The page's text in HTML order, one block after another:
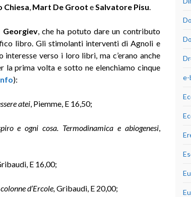
Chiesa Mart De Groot e Salvatore Pisu
Georgiev, che ha potuto dare un contributo
libro. Gli stimolanti interventi di Agnoli e
verso i loro libri, ma c’erano anche
la prima volta e sotto ne elenchiamo cinque
):
atei, Piemme, E 16,50;
e ogni cosa. Termodinamica e abiogenesi,
E 16,00;
d’Ercole, Gribaudi, E 20,00;
e-